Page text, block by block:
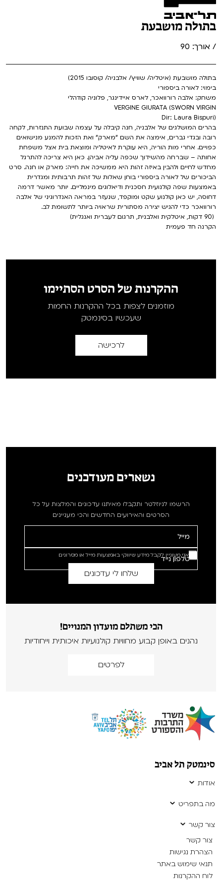
בתולה מושבעת
/ אורך: 90
בתולה מושבעת (איטליה/ שוויץ/ אלבניה/ קוסובו 2015)
בימוי: לאורה ביספורי
משחק: אלבה רורוואכר, לארס איידינגר, פלוניה קודהלי
VERGINE GIURATA (SWORN VIRGIN
Dir: Laura Bispuri)
בהרים המושלגים של אלבניה, חנה קיבלה על עצמה שבועת התנזרות, לקחה
רובה ובגדי גברים, אימצה את השם "מארק" ואת הזכות להמנע מנישואים
כפויים. אחרי מות הוריה, היא עוקרת לאיטליה ומוצאת בית אצל משפחת
אחותה – שברחה מהשידוך שכפה עליה אביהן. כאן היא צריכה להתרגל
מחדש לחיים ולהבין באיזה זהות היא ממשיכה את חייה: מארק או חנה. סרט
הביכורים של לאורה ביספורי בוחן שאלות של זהות תרבותית ומגדרית
באמצעות שפה קולנועית חסכנית ודיאלוגים מינמליים. יותר מאשר דרמה
דחוסה, יש כאן קולנוע שקט ומוקפד, שנעזר במראה האנדרוגיני של אלבה
רורוואכר כדי להגיש יצירה מסתורית שראויה ביותר לתשומת לב.
(90 דקות, איטלקית ואלבנית, תרגום לעברית ואנגלית)
הקרנה חד פעמית
ההקרנות של הסרט הסתיימו
מוזמנים לצפות בכל ההקרנות החמות
שעכשיו בסינמטק
לרכישה
נשארים מעודכנים
הרשמו לניוזלטר ותקבלו מאיתנו עדכונים והמלצות על כל
הסרטים והאירועים החדשים והכי מעניינים
אני מעוניין לקבל מידע שיווקי באמצעות מייל או מסרונים
הכי משתלם מועדון המנויים!
נהנים באופן קבוע מחוויות קולנועיות איכותית וייחודיות
לפרטים
סינמטק תל אביב
אודות
מה בתפריט
צור קשר
צור קשר
הצהרת נגישות
תנאי שימוש באתר
לוח ההקרנות